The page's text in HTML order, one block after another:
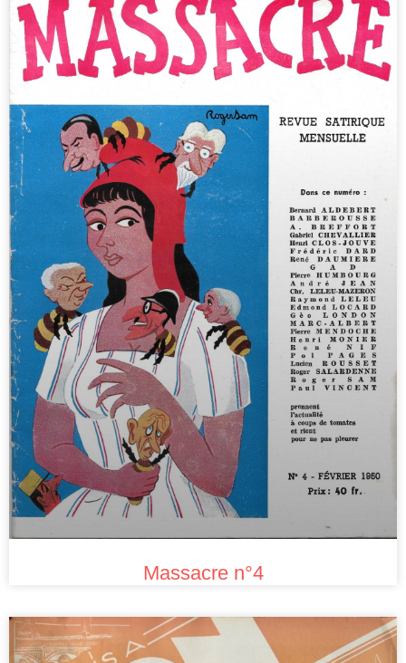
Massacre n°4